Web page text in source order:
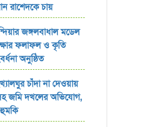
রাশেদকে চায়
জঙ্গলবাধাল মডেল
ফলাফল ও কৃতি
অনুষ্ঠিত
চাঁদা না দেওয়ায়
জমি দখলের অভিযোগ,
হুমকি